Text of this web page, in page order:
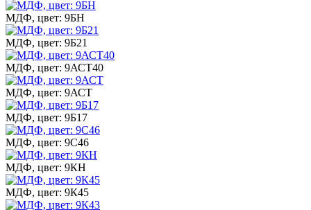
МДФ, цвет: 9БН
МДФ, цвет: 9Б21
МДФ, цвет: 9АСТ40
МДФ, цвет: 9АСТ
МДФ, цвет: 9Б17
МДФ, цвет: 9С46
МДФ, цвет: 9КН
МДФ, цвет: 9К45